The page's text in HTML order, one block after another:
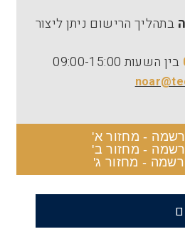
בתהליך הרישום ניתן ליצור
בין השעות 09:00-15:00
- מחזור א'
- מחזור ב'
- מחזור ג'